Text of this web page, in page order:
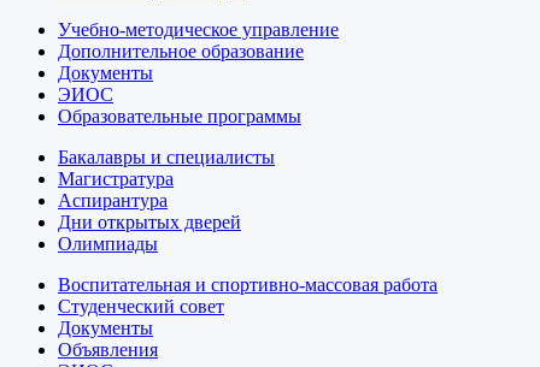
Учебно-методическое управление
Дополнительное образование
Документы
ЭИОС
Образовательные программы
Бакалавры и специалисты
Магистратура
Аспирантура
Дни открытых дверей
Олимпиады
Воспитательная и спортивно-массовая работа
Студенческий совет
Документы
Объявления